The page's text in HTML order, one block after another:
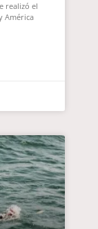
realizó el
América